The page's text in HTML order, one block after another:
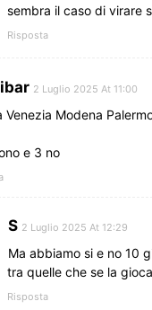
sembra il caso di virare
Risposta
2 Luglio 2025 At 11:00
Venezia Modena
e 3 no
S 2 Luglio 2025 At 12:29
Ma abbiamo si e no 10
tra quelle che se la
Risposta